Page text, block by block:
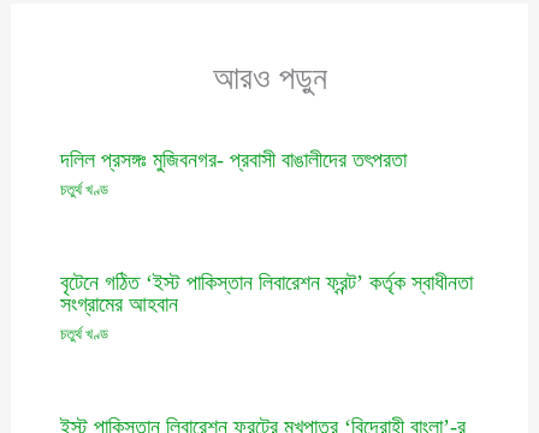
আরও পড়ুন
দলিল প্রসঙ্গঃ মুজিবনগর- প্রবাসী বাঙালীদের তৎপরতা
চতুর্থ খণ্ড
বৃটেনে গঠিত ‘ইস্ট পাকিস্তান লিবারেশন ফ্রন্ট’ কর্তৃক স্বাধীনতা
সংগ্রামের আহবান
চতুর্থ খণ্ড
ইস্ট পাকিস্তান লিবারেশন ফ্রন্টের মুখপাত্র ‘বিদ্রোহী বাংলা’-র